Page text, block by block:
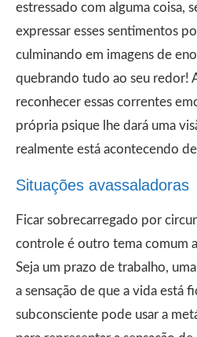
estressado com alguma coisa,
expressar esses sentimentos
culminando em imagens de
quebrando tudo ao seu redor!
reconhecer essas correntes
própria psique lhe dará uma
realmente está acontecendo
Situações avassaladoras
Ficar sobrecarregado por
controle é outro tema comum
Seja um prazo de trabalho,
a sensação de que a vida está
subconsciente pode usar a